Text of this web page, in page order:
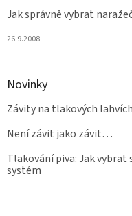
Jak správně vybrat
26.9.2008
Novinky
Závity na tlakových
Není závit jako závit…
Tlakování piva: Jak
systém